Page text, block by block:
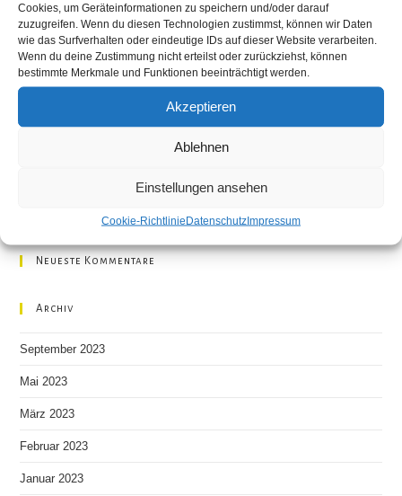
Cookies, um Geräteinformationen zu speichern und/oder darauf
zuzugreifen. Wenn du diesen Technologien zustimmst, können wir Daten
wie das Surfverhalten oder eindeutige IDs auf dieser Website verarbeiten.
Wenn du deine Zustimmung nicht erteilst oder zurückziehst, können
bestimmte Merkmale und Funktionen beeinträchtigt werden.
Akzeptieren
Ablehnen
Einstellungen ansehen
Cookie-RichtlinieDatenschutzImpressum
Neueste Beiträge
Aktuelle Hochzeitsmessen
Kunst offen in Sachsen
Ausstellung Restaurant Grünschnabel
Primavera, ein neuer Anfang – Ausstellungseröffnung am
Neueste Kommentare
Archiv
September 2023
Mai 2023
März 2023
Februar 2023
Januar 2023